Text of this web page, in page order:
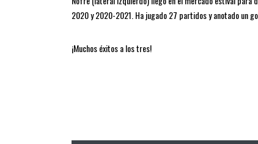
2020 y 2020-2021. Ha jugado 27 partidos y anotado un
¡Muchos éxitos a los tres!